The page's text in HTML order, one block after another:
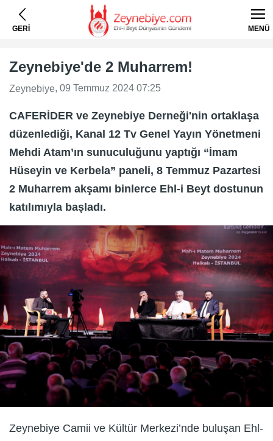
GERİ MENÜ
Zeynebiye'de 2 Muharrem!
Zeynebiye, 09 Temmuz 2024 07:25
CAFERİDER ve Zeynebiye Derneği'nin ortaklaşa
düzenlediği, Kanal 12 Tv Genel Yayın Yönetmeni
Mehdi Atam’ın sunuculuğunu yaptığı “İmam
Hüseyin ve Kerbela” paneli, 8 Temmuz Pazartesi
2 Muharrem akşamı binlerce Ehl-i Beyt dostunun
katılımıyla başladı.
Zeynebiye Camii ve Kültür Merkezi’nde buluşan Ehl-